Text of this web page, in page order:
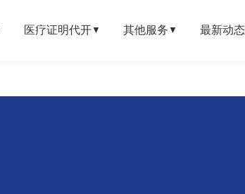
医疗证明代开▼ 其他服务 ▼ 最新动态